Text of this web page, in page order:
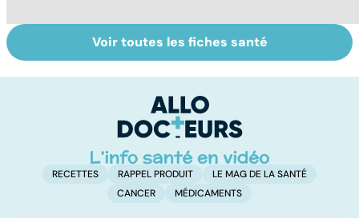
Pneumothorax :
quand l'air
La méningite : à
traiter en
Voir toutes les fiches santé
RECETTES RAPPEL PRODUIT
LE MAG DE LA SANTÉ
CANCER
MÉDICAMENTS